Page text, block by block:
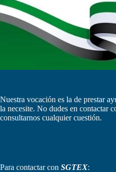
Nuestra vocación es la de prestar
la necesite. No dudes en contactar
consultarnos cualquier cuestión.
Para contactar con SGTEX: